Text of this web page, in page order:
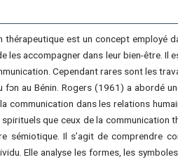
thérapeutique est un concept employé
les accompagner dans leur bien-être. Il
Cependant rares sont les
fɔn au Bénin. Rogers (1961) a abordé
communication dans les relations
que ceux de la communication
sémiotique. Il s’agit de comprendre
Elle analyse les formes, les